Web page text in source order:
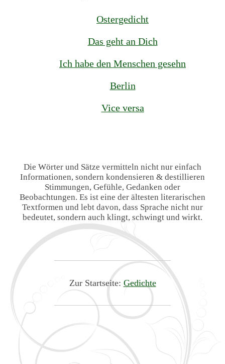
Ostergedicht
Das geht an Dich
Ich habe den Menschen gesehn
Berlin
Vice versa
Die Wörter und Sätze vermitteln nicht nur einfach
Informationen, sondern kondensieren & destillieren
Stimmungen, Gefühle, Gedanken oder
Beobachtungen. Es ist eine der ältesten literarischen
Textformen und lebt davon, dass Sprache nicht nur
bedeutet, sondern auch klingt, schwingt und wirkt.
Zur Startseite: Gedichte